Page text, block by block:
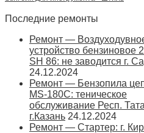
Последние ремонты
Ремонт —
устройство бензиновое
SH 86: не заводится г.
24.12.2024
Ремонт — Бензопила
MS-180С: теническое
обслуживание Респ.
г.Казань 24.12.2024
Ремонт — Стартер: г.